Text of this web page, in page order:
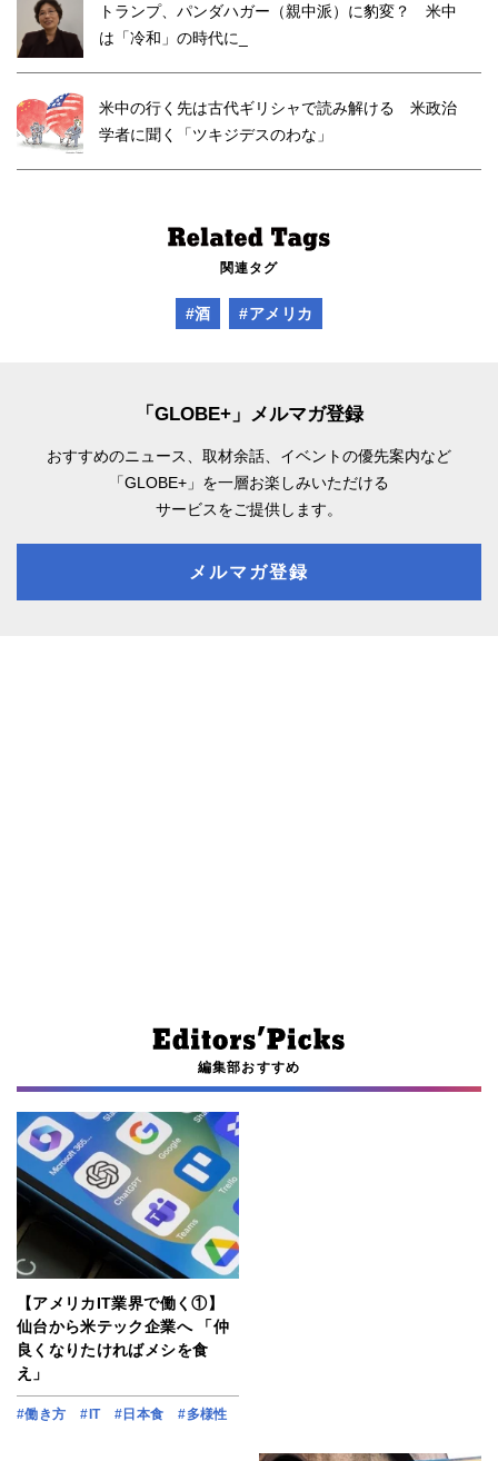
トランプ、パンダハガー（親中派）に豹変？ 米中
は「冷和」の時代に_
米中の行く先は古代ギリシャで読み解ける 米政治
学者に聞く「ツキジデスのわな」
関連タグ
#酒 #アメリカ
「GLOBE+」メルマガ登録
おすすめのニュース、取材余話、 イベントの優先案内など
「GLOBE+」を一層お楽しみいただける
サービスをご提供します。
メルマガ登録
編集部おすすめ
【アメリカIT業界で働く①】
仙台から米テック企業へ 「仲
良くなりたければメシを食
え」
#働き方 #IT #日本食 #多様性